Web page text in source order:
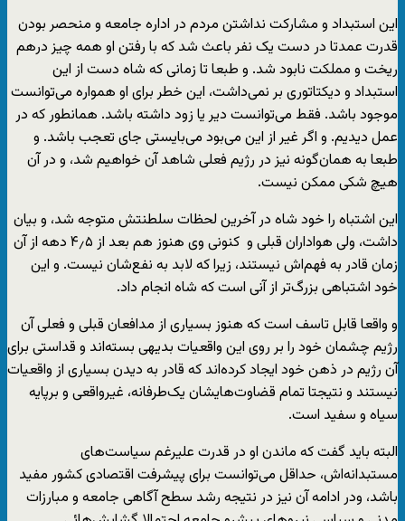
این استبداد و مشارکت نداشتن مردم در اداره جامعه و منحصر بودن
قدرت عمدتا در دست یک نفر باعث شد که با رفتن او همه چیز درهم
ریخت و مملکت نابود شد. و طبعا تا زمانی که شاه دست از این
استبداد و دیکتاتوری بر نمی‌داشت، این خطر برای او همواره می‌توانست
موجود باشد. فقط می‌توانست دیر یا زود داشته باشد. همانطور که در
عمل دیدیم. و اگر غیر از این می‌بود می‌بایستی جای تعجب باشد. و
طبعا به همان‌گونه نیز در رژیم فعلی شاهد آن خواهیم شد، و در آن
هیچ شکی ممکن نیست.
این اشتباه را خود شاه در آخرین لحظات سلطنتش متوجه شد، و بیان
داشت، ولی هواداران قبلی و کنونی وی هنوز هم بعد از ۴٫۵ دهه از آن
زمان قادر به فهم‌اش نیستند، زیرا که لابد به نفع‌شان نیست. و این
خود اشتباهی بزرگ‌تر از آنی است که شاه انجام داد.
و واقعا قابل تاسف است که هنوز بسیاری از مدافعان قبلی و فعلی آن
رژیم چشمان خود را بر روی این واقعیات بدیهی بسته‌اند و قداستی برای
آن رژیم در ذهن خود ایجاد کرده‌اند که قادر به دیدن بسیاری از واقعیات
نیستند و نتیجتا تمام قضاوت‌هایشان یک‌طرفانه، غیر‌واقعی و برپایه
سیاه و سفید است.
البته باید گفت که ماندن او در قدرت علیرغم سیاست‌های
مستبدانه‌اش، حداقل می‌توانست برای پیشرفت اقتصادی کشور مفید
باشد، ودر ادامه آن نیز در نتیجه رشد سطح آگاهی جامعه و مبارزات